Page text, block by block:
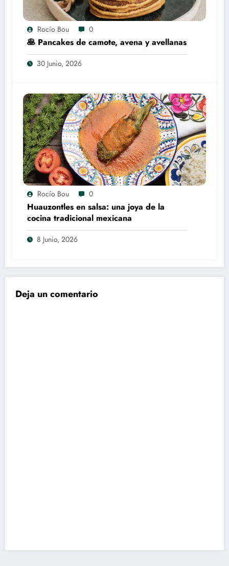
Rocío Bou 0
🥞 Pancakes de camote, avena y avellanas
30 Junio, 2026
Rocío Bou 0
Huauzontles en salsa: una joya de la
cocina tradicional mexicana
8 Junio, 2026
Deja un comentario